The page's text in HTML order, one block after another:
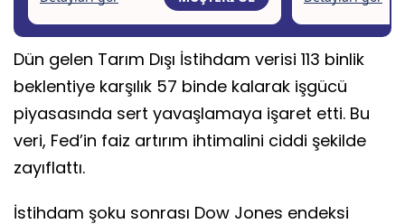
Dün gelen Tarım Dışı İstihdam verisi 113 binlik
beklentiye karşılık 57 binde kalarak işgücü
piyasasında sert yavaşlamaya işaret etti. Bu
veri, Fed’in faiz artırım ihtimalini ciddi şekilde
zayıflattı.
İstihdam şoku sonrası Dow Jones endeksi